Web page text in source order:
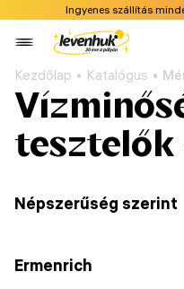
Ingyenes szállítás
Kezdőlap Katalógus
tesztelők
Népszerűség szerint
Ermenrich